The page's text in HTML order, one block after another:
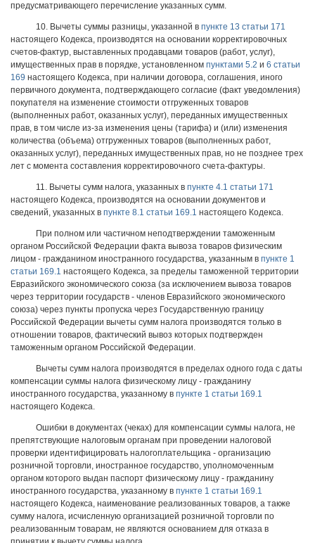
предусматривающего перечисление указанных сумм.
10. Вычеты суммы разницы, указанной в пункте 13 статьи 171
настоящего Кодекса, производятся на основании корректировочных
счетов-фактур, выставленных продавцами товаров (работ, услуг),
имущественных прав в порядке, установленном пунктами 5.2 и 6 статьи
169 настоящего Кодекса, при наличии договора, соглашения, иного
первичного документа, подтверждающего согласие (факт уведомления)
покупателя на изменение стоимости отгруженных товаров
(выполненных работ, оказанных услуг), переданных имущественных
прав, в том числе из-за изменения цены (тарифа) и (или) изменения
количества (объема) отгруженных товаров (выполненных работ,
оказанных услуг), переданных имущественных прав, но не позднее трех
лет с момента составления корректировочного счета-фактуры.
11. Вычеты сумм налога, указанных в пункте 4.1 статьи 171
настоящего Кодекса, производятся на основании документов и
сведений, указанных в пункте 8.1 статьи 169.1 настоящего Кодекса.
При полном или частичном неподтверждении таможенным
органом Российской Федерации факта вывоза товаров физическим
лицом - гражданином иностранного государства, указанным в пункте 1
статьи 169.1 настоящего Кодекса, за пределы таможенной территории
Евразийского экономического союза (за исключением вывоза товаров
через территории государств - членов Евразийского экономического
союза) через пункты пропуска через Государственную границу
Российской Федерации вычеты сумм налога производятся только в
отношении товаров, фактический вывоз которых подтвержден
таможенным органом Российской Федерации.
Вычеты сумм налога производятся в пределах одного года с даты
компенсации суммы налога физическому лицу - гражданину
иностранного государства, указанному в пункте 1 статьи 169.1
настоящего Кодекса.
Ошибки в документах (чеках) для компенсации суммы налога, не
препятствующие налоговым органам при проведении налоговой
проверки идентифицировать налогоплательщика - организацию
розничной торговли, иностранное государство, уполномоченным
органом которого выдан паспорт физическому лицу - гражданину
иностранного государства, указанному в пункте 1 статьи 169.1
настоящего Кодекса, наименование реализованных товаров, а также
сумму налога, исчисленную организацией розничной торговли по
реализованным товарам, не являются основанием для отказа в